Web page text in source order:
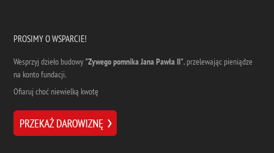
PROSIMY O WSPARCIE!
Wesprzyj dzieło budowy "Zywego pomnika Jana Pawła II", przelewając pieniądze
na konto fundacji.
Ofiaruj choć niewielką kwotę